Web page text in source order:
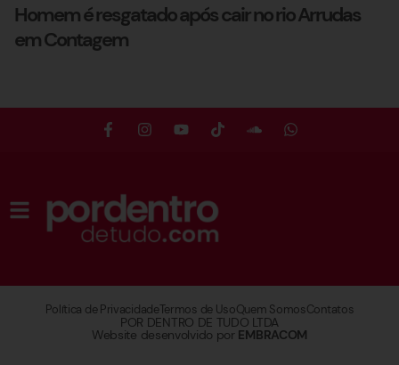
Homem é resgatado após cair no rio Arrudas
em Contagem
Política de PrivacidadeTermos de UsoQuem SomosContatos
POR DENTRO DE TUDO LTDA
Website desenvolvido por EMBRACOM